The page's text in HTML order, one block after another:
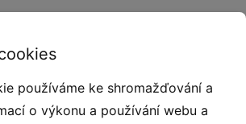
granulátu. Pro spojení EPDM
alifatické pojivo (
používáme ke shromažďování a
o výkonu a používání webu a